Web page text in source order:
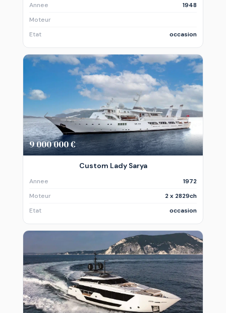
Annee
1948
Moteur
Etat
occasion
9 000 000 €
Custom Lady Sarya
Annee
1972
Moteur
2 x 2829ch
Etat
occasion